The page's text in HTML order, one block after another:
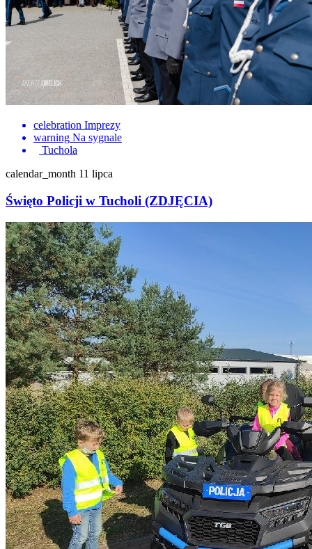
celebration Imprezy
warning Na sygnale
Tuchola
calendar_month 11 lipca
Święto Policji w Tucholi (ZDJĘCIA)